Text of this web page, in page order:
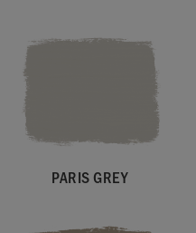
PARIS GREY